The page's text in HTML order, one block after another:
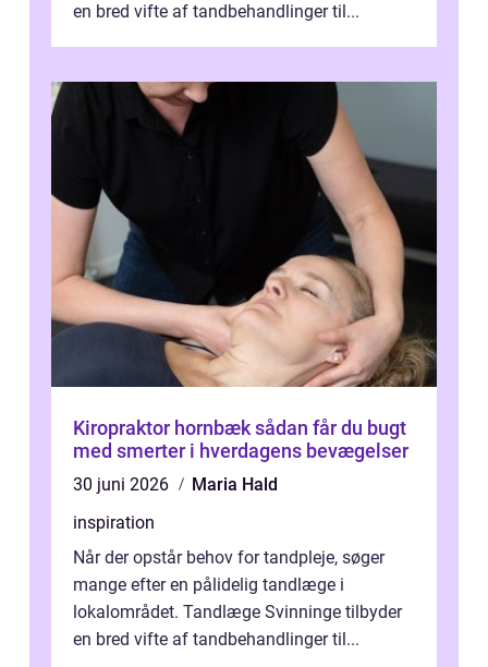
en bred vifte af tandbehandlinger til...
Kiropraktor hornbæk sådan får du bugt
med smerter i hverdagens bevægelser
30 juni 2026
Maria Hald
inspiration
Når der opstår behov for tandpleje, søger
mange efter en pålidelig tandlæge i
lokalområdet. Tandlæge Svinninge tilbyder
en bred vifte af tandbehandlinger til...